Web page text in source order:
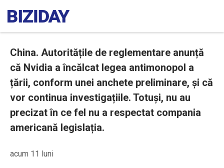
China. Autoritățile de reglementare anunță
că Nvidia a încălcat legea antimonopol a
țării, conform unei anchete preliminare, și că
vor continua investigațiile. Totuși, nu au
precizat în ce fel nu a respectat compania
americană legislația.
acum 11 luni